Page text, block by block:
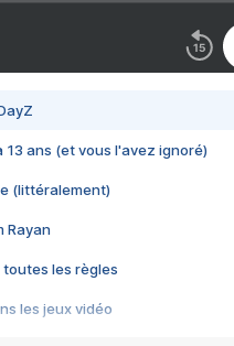
13 ans (et vous l'avez ignoré)
(littéralement)
Rayan
toutes les règles
les jeux vidéo